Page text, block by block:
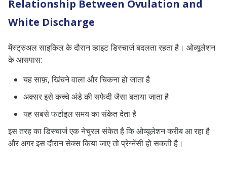
Relationship Between Ovulation and
White Discharge
मेंस्ट्रुअल साइकिल के दौरान व्हाइट डिस्चार्ज बदलता रहता है। ओव्यूलेशन
के आसपास:
यह साफ़, खिंचने वाला और चिकना हो जाता है
अक्सर इसे कच्चे अंडे की सफेदी जैसा बताया जाता है
यह सबसे फर्टाइल समय का संकेत देता है
इस तरह का डिस्चार्ज एक नेचुरल संकेत है कि ओव्यूलेशन करीब आ रहा है
और अगर इस दौरान सेक्स किया जाए तो प्रेग्नेंसी हो सकती है।